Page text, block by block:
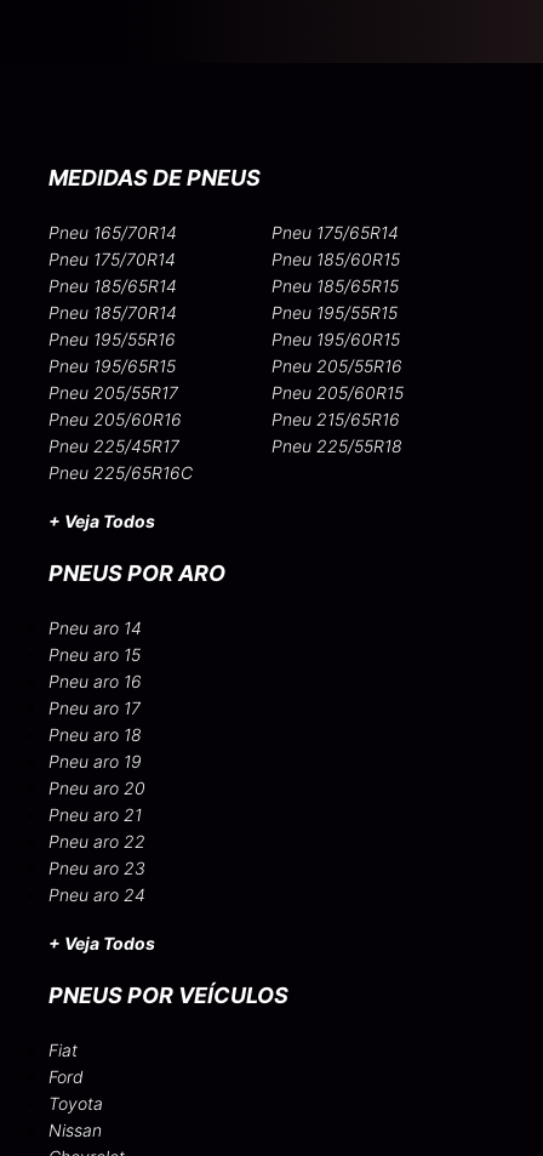
MEDIDAS DE PNEUS
Pneu 165/70R14
Pneu 175/65R14
Pneu 175/70R14
Pneu 185/60R15
Pneu 185/65R14
Pneu 185/65R15
Pneu 185/70R14
Pneu 195/55R15
Pneu 195/55R16
Pneu 195/60R15
Pneu 195/65R15
Pneu 205/55R16
Pneu 205/55R17
Pneu 205/60R15
Pneu 205/60R16
Pneu 215/65R16
Pneu 225/45R17
Pneu 225/55R18
Pneu 225/65R16C
+ Veja Todos
PNEUS POR ARO
Pneu aro 14
Pneu aro 15
Pneu aro 16
Pneu aro 17
Pneu aro 18
Pneu aro 19
Pneu aro 20
Pneu aro 21
Pneu aro 22
Pneu aro 23
Pneu aro 24
+ Veja Todos
PNEUS POR VEÍCULOS
Fiat
Ford
Toyota
Nissan